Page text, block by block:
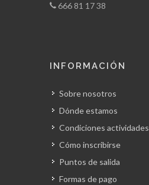
666 81 17 38
INFORMACIÓN
Sobre nosotros
Dónde estamos
Condiciones actividades
Cómo inscribirse
Puntos de salida
Formas de pago